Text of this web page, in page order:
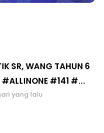
SR, WANG TAHUN 6
#ALLINONE #141 #...
yang lalu